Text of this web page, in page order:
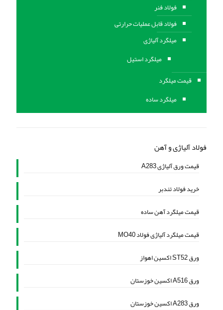
فولاد فنر
فولاد قابل عملیات حرارتی
ميلگرد آلیاژی
میلگرد استیل
قیمت میلگرد
میلگرد ساده
فولاد آلیاژی و آهن
قیمت ورق آلیاژی A283
خرید فولاد تندبر
قیمت میلگرد آهن ساده
قیمت میلگرد آلیاژی فولاد MO40
ورق ST52 اکسین اهواز
ورق A516 اکسین خوزستان
ورق A283 اکسین خوزستان